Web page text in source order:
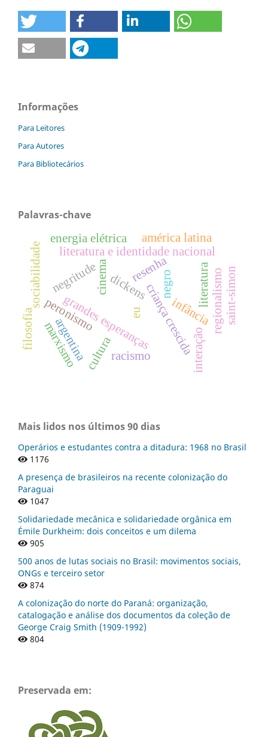
Informações
Para Leitores
Para Autores
Para Bibliotecários
Palavras-chave
dickens
infância
grandes esperançascriança crescida
cinema
literatura e identidade nacional
peronismo
argentina
literaturaregionalismo
cultura
negritude negro
racismo
marxismo
eu
interação
sociabilidade
energia elétrica
saint-simon
filosofia
resenha
américa latina
Mais lidos nos últimos 90 dias
Operários e estudantes contra a ditadura: 1968 no Brasil
1176
A presença de brasileiros na recente colonização do
Paraguai
1047
Solidariedade mecânica e solidariedade orgânica em
Émile Durkheim: dois conceitos e um dilema
905
500 anos de lutas sociais no Brasil: movimentos sociais,
ONGs e terceiro setor
874
A colonização do norte do Paraná: organização,
catalogação e análise dos documentos da coleção de
George Craig Smith (1909-1992)
804
Preservada em: